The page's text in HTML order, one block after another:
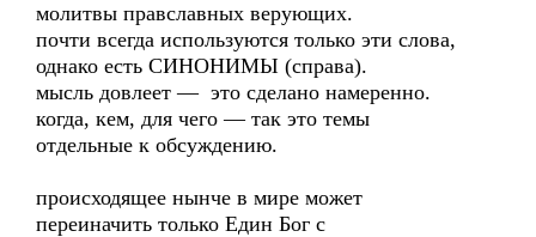
молитвы правславных верующих.
почти всегда используются только эти слова,
однако есть СИНОНИМЫ (справа).
мысль довлеет — это сделано намеренно.
когда, кем, для чего — так это темы
отдельные к обсуждению.
происходящее нынче в мире может
переиначить только Един Бог с